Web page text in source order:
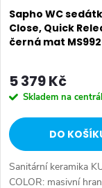
Sapho WC
Close, Quick
černá mat
5 379 Kč
Skladem na
DO
Sanitární keramika
COLOR: masivní